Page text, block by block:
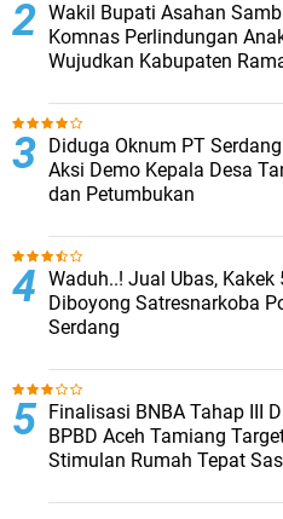
Wakil Bupati Asahan
Komnas Perlindungan
Wujudkan Kabupaten
Diduga Oknum PT
Aksi Demo Kepala Desa
dan Petumbukan
Waduh..! Jual Ubas, Kakek
Diboyong Satresnarkoba
Serdang
Finalisasi BNBA Tahap III
BPBD Aceh Tamiang
Stimulan Rumah Tepat